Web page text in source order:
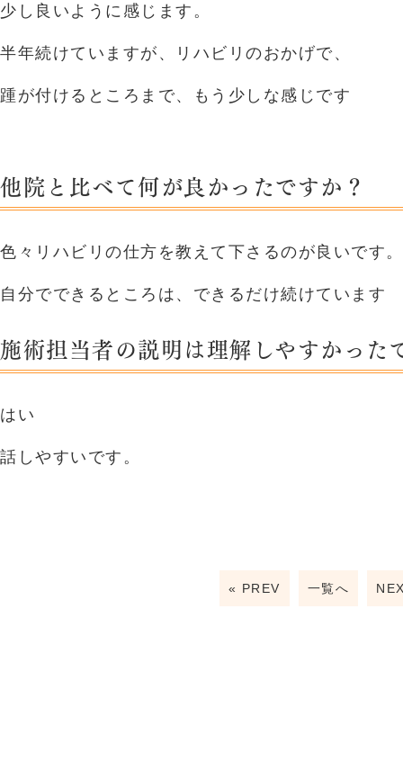
少し良いように感じます。
半年続けていますが、リハビリのおかげで、
踵が付けるところまで、もう少しな感じです
他院と比べて何が良かったですか？
色々リハビリの仕方を教えて下さるのが良いです。
自分でできるところは、できるだけ続けています
施術担当者の説明は理解しやすかった
はい
話しやすいです。
« PREV 一覧へ